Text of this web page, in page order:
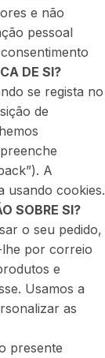
e não
pessoal
DE SI?
se regista no
de
A
usando cookies.
SOBRE SI?
o seu pedido,
por correio
e
Usamos a
as
presente